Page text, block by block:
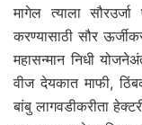
मागेल त्याला
करण्यासाठी सौर
महासन्मान निधी
वीज देयकात माफी,
बांबु लागवडीकरीता